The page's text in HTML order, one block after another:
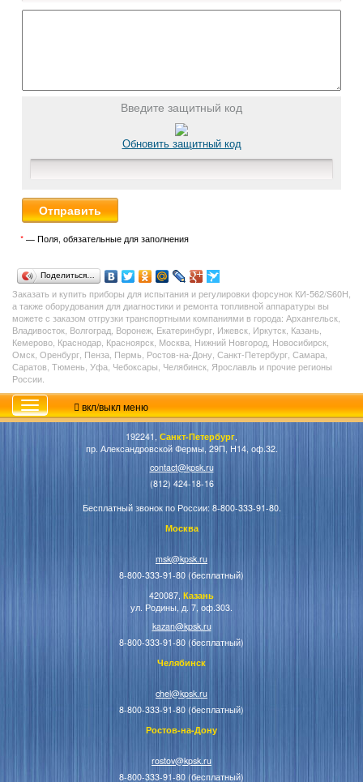
Введите защитный код
Обновить защитный код
* — Поля, обязательные для заполнения
Поделиться…
Заказать и купить приборы для испытания и регулировки форсунок КИ-562/S60H,
а также оборудования для диагностики и ремонта топливной аппаратуры вы
можете с заказом отгрузки транспортными компаниями в города: Архангельск,
Владивосток, Волгоград, Воронеж, Екатеринбург, Ижевск, Иркутск, Казань,
Кемерово, Краснодар, Красноярск, Москва, Нижний Новгород, Новосибирск,
Омск, Оренбург, Пенза, Пермь, Ростов-на-Дону, Санкт-Петербург, Самара,
Саратов, Тюмень, Уфа, Чебоксары, Челябинск, Ярославль и прочие регионы
России.
вкл/выкл меню
192241, Санкт-Петербург,
пр. Александровской Фермы, 29П, Н14, оф.32.
contact@kpsk.ru
(812) 424-18-16
Бесплатный звонок по России: 8-800-333-91-80.
Москва
msk@kpsk.ru
8-800-333-91-80 (бесплатный)
420087, Казань
ул. Родины, д. 7, оф.303.
kazan@kpsk.ru
8-800-333-91-80 (бесплатный)
Челябинск
chel@kpsk.ru
8-800-333-91-80 (бесплатный)
Ростов-на-Дону
rostov@kpsk.ru
8-800-333-91-80 (бесплатный)